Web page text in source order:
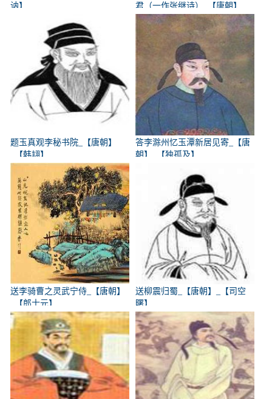
讷】
君（一作张继诗）_【唐朝】
_【韩翃】
题玉真观李秘书院_【唐朝】
_【韩翃】
答李滁州忆玉潭新居见寄_【唐
朝】_【独孤及】
送李骑曹之灵武宁侍_【唐朝】
_【郎士元】
送柳震归蜀_【唐朝】_【司空
曙】